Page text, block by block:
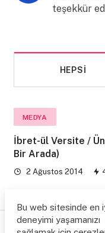
teşekkür
HEPSI
MEDYA
İbret-ül Versite /
Bir Arada)
2 Ağustos 2014
Bu web sitesinde en
deneyimi yaşamanızı